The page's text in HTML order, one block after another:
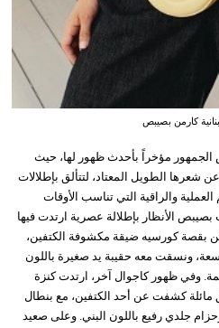
كارمن بصيبص
الجمهور مؤخراً بأحدث ظهور لها، حيث
الطويل المعتاد، لتتألق بإطلالات
والراقية التي تناسب الأوقات
بصيبص الأنظار بإطلالة عصرية ارتدت فيها
بقصة كورسيه ضيقة مكشوفة الكتفين،
ونسقت معه حقيبة يد صغيرة باللون
وفي ظهور كاجوال آخر، ارتدت كنزة
مائلة كشفت عن أحد الكتفين، مع بنطال
جلدي رفيع باللون البني. وعلى صعيد